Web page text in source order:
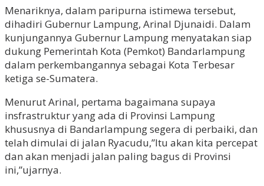
Menariknya, dalam paripurna istimewa tersebut,
dihadiri Gubernur Lampung, Arinal Djunaidi. Dalam
kunjungannya Gubernur Lampung menyatakan siap
dukung Pemerintah Kota (Pemkot) Bandarlampung
dalam perkembangannya sebagai Kota Terbesar
ketiga se-Sumatera.
Menurut Arinal, pertama bagaimana supaya
insfrastruktur yang ada di Provinsi Lampung
khususnya di Bandarlampung segera di perbaiki, dan
telah dimulai di jalan Ryacudu,”Itu akan kita percepat
dan akan menjadi jalan paling bagus di Provinsi
ini,”ujarnya.